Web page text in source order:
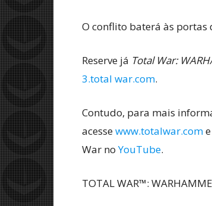
O conflito baterá às portas
Reserve já Total War:
3.total war.com.
Contudo, para mais
acessewww.totalwar.com
War noYouTube.
TOTAL WAR™: